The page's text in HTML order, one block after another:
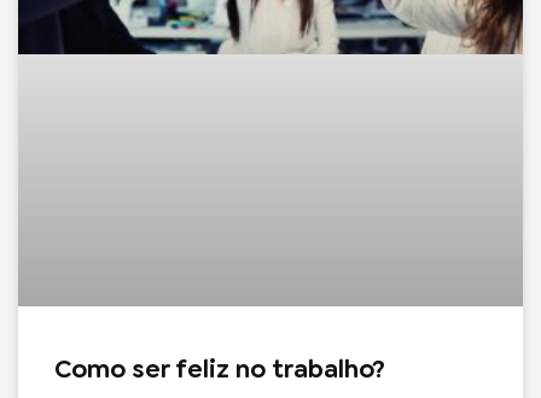
Como ser feliz no trabalho?